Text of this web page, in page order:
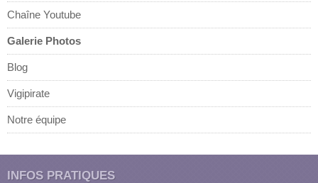
Chaîne Youtube
Galerie Photos
Blog
Vigipirate
Notre équipe
INFOS PRATIQUES